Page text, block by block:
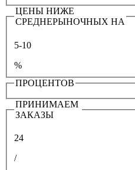
ЦЕНЫ НИЖЕ
СРЕДНЕРЫНОЧНЫХ НА
5-10
%
ПРОЦЕНТОВ
ПРИНИМАЕМ
ЗАКАЗЫ
24
/